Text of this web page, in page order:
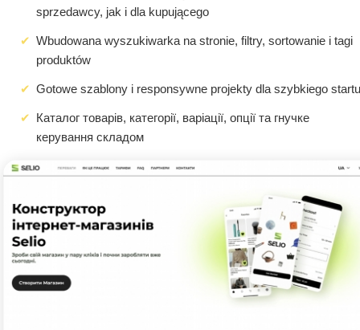
sprzedawcy, jak i dla kupującego
Wbudowana wyszukiwarka na stronie, filtry, sortowanie i tagi
produktów
Gotowe szablony i responsywne projekty dla szybkiego startu
Каталог товарів, категорії, варіації, опції та гнучке
керування складом